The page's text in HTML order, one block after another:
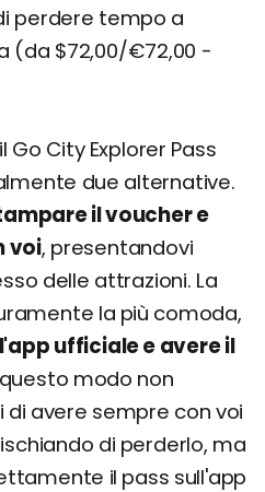
perdere tempo a
(da $72,00/€72,00 -
City Explorer Pass
due alternative.
il voucher e
voi, presentandovi
delle attrazioni. La
la più comoda,
ufficiale e avere il
questo modo non
avere sempre con voi
di perderlo, ma
il pass sull'app